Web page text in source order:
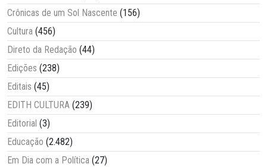
Crônicas de um Sol Nascente (156)
Cultura (456)
Direto da Redação (44)
Edições (238)
Editais (45)
EDITH CULTURA (239)
Editorial (3)
Educação (2.482)
Em Dia com a Política (27)